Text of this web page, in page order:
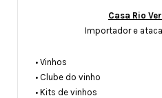
Casa Rio
Importador e
• Vinhos
• Clube do vinho
• Kits de vinhos